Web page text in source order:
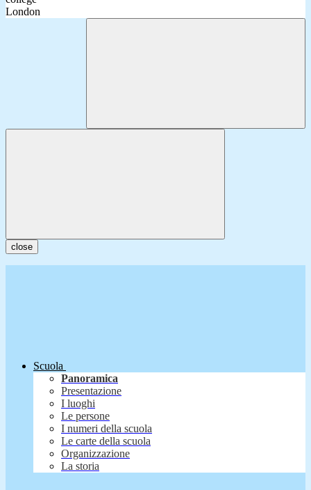
close
Scuola
Panoramica
Presentazione
I luoghi
Le persone
I numeri della scuola
Le carte della scuola
Organizzazione
La storia